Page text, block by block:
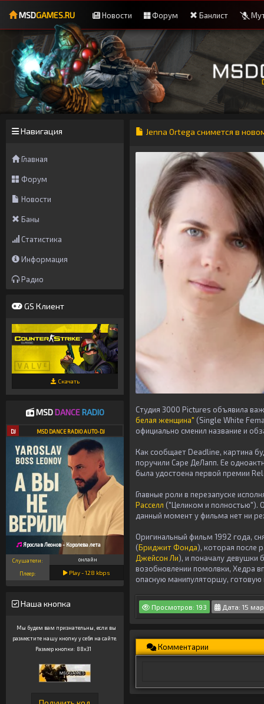
MSDGAMES.RU Новости Форум Банлист
Навигация
Главная
Форум
Новости
Баны
Статистика
Информация
Радио
GS Клиент
Скачать
MSDDANCE RADIO
DJ MSD DANCE RADIO AUTO-DJ
Ярослав Леонов - Королева лета
Слушатели: онлайн
Плеер: Play -128 kbps
Наша кнопка
Мы будем вам признательны, если вы
разместите нашу кнопку у себя на сайте.
Размер кнопки: 88x31
Jenna Ortega снимется в
Студия 3000 Pictures объявила
белая женщина" (Single White
официально сменил название и
Как сообщает Deadline, картина
поручили Саре ДеЛапп. Ее
была удостоена первой премии
Главные роли в перезапуске
Расселл ("Целиком и полностью").
данный момент у фильма нет ни
Оригинальный фильм 1992 года,
(Бриджит Фонда), которая после
Джейсон Ли), и поначалу девушки
возобновлении помолвки, Хедра
опасную манипуляторшу, готовую
Просмотров: 193 Дата: 15
Комментарии